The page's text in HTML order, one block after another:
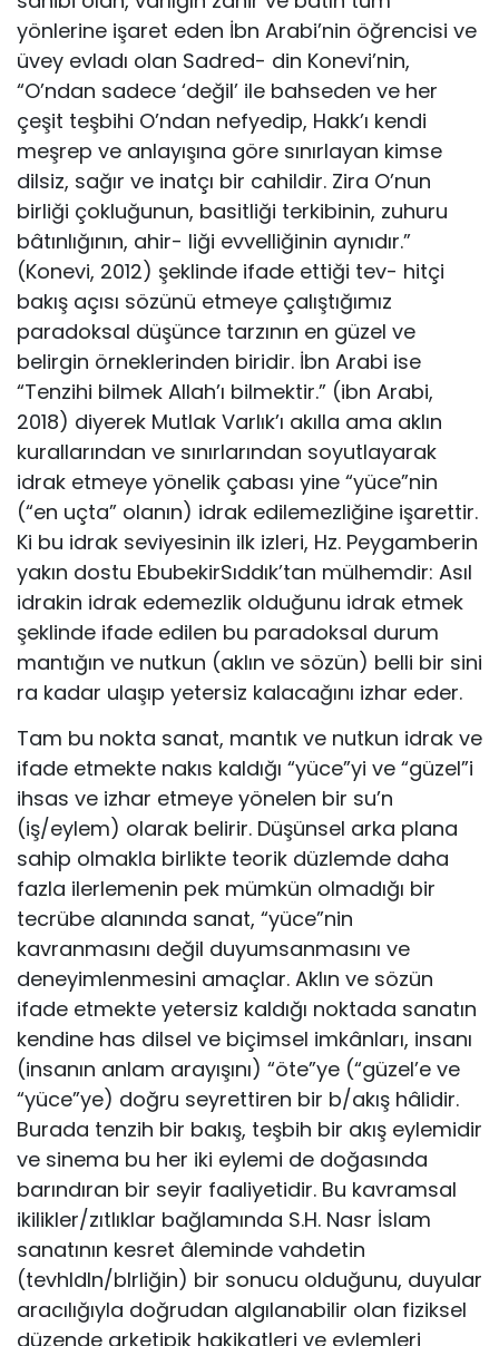
yönlerine işaret eden İbn Arabi’nin öğrencisi ve
üvey evladı olan Sadred- din Konevi’nin,
“O’ndan sadece ‘değil’ ile bahseden ve her
çeşit teşbihi O’ndan nefyedip, Hakk’ı kendi
meşrep ve anlayışına gö­re sınırlayan kimse
dilsiz, sağır ve inatçı bir cahildir. Zira O’nun
birliği çokluğunun, basitliği terkibinin, zuhuru
bâtınlığının, ahir- liği evvelliğinin aynıdır.”
(Konevi, 2012) şeklinde ifade ettiği tev- hitçi
bakış açısı sözünü etmeye çalıştığımız
paradoksal düşünce tarzının en güzel ve
belirgin örneklerinden biridir. İbn Arabi ise
“Tenzihi bilmek Allah’ı bilmektir.” (ibn Arabi,
2018) diyerek Mut­lak Varlık’ı akılla ama aklın
kurallarından ve sınırlarından soyutla­yarak
idrak etmeye yönelik çabası yine “yüce”nin
(“en uçta” ola­nın) idrak edilemezliğine işarettir.
Ki bu idrak seviyesinin ilk iz­leri, Hz. Peygamberin
yakın dostu EbubekirSıddık’tan mülhem­dir: Asıl
idrakin idrak edemezlik olduğunu idrak etmek
şeklinde ifade edilen bu paradoksal durum
mantığın ve nutkun (aklın ve sözün) belli bir sini
ra kadar ulaşıp yetersiz kalacağını izhar eder.
Tam bu nokta sanat, mantık ve nutkun idrak ve
ifade etmek­te nakıs kaldığı “yüce”yi ve “güzel”i
ihsas ve izhar etmeye yöne­len bir su’n
(iş/eylem) olarak belirir. Düşünsel arka plana
sahip ol­makla birlikte teorik düzlemde daha
fazla ilerlemenin pek müm­kün olmadığı bir
tecrübe alanında sanat, “yüce”nin
kavranması­nı değil duyumsanmasını ve
deneyimlenmesini amaçlar. Aklın ve sözün
ifade etmekte yetersiz kaldığı noktada sanatın
kendine has dilsel ve biçimsel imkânları, insanı
(insanın anlam arayışını) “öte”ye (“güzel’e ve
“yüce”ye) doğru seyrettiren bir b/akış hâli­dir.
Burada tenzih bir bakış, teşbih bir akış eylemidir
ve sinema bu her iki eylemi de doğasında
barındıran bir seyir faaliyetidir. Bu kavramsal
ikilikler/zıtlıklar bağlamında S.H. Nasr İslam
sanatının kesret âleminde vahdetin
(tevhldIn/blrliğin) bir sonucu oldu­ğunu, duyular
aracılığıyla doğrudan algılanabilir olan fiziksel
dü­zende arketipik hakikatleri ve eylemleri